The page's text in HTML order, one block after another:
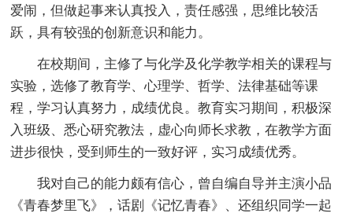
爱闹，但做起事来认真投入，责任感强，思维比较活
跃，具有较强的创新意识和能力。
在校期间，主修了与化学及化学教学相关的课程与
实验，选修了教育学、心理学、哲学、法律基础等课
程，学习认真努力，成绩优良。教育实习期间，积极深
入班级、悉心研究教法，虚心向师长求教，在教学方面
进步很快，受到师生的一致好评，实习成绩优秀。
我对自己的能力颇有信心，曾自编自导并主演小品
《青春梦里飞》，话剧《记忆青春》、还组织同学一起